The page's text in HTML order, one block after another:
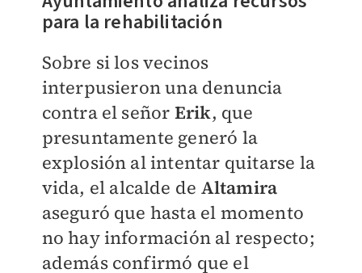
para la rehabilitación
Sobre si los vecinos
interpusieron una denuncia
contra el señor Erik, que
presuntamente generó la
explosión al intentar quitarse la
vida, el alcalde de Altamira
aseguró que hasta el momento
no hay información al respecto;
además confirmó que el